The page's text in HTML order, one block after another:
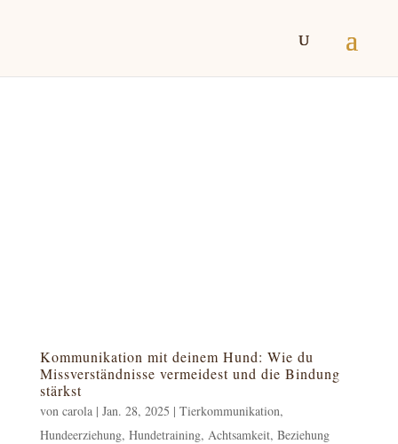
Kommunikation mit deinem Hund: Wie du
Missverständnisse vermeidest und die Bindung
stärkst
von carola| Jan. 28, 2025 | Tierkommunikation,
Hundeerziehung, Hundetraining, Achtsamkeit, Beziehung